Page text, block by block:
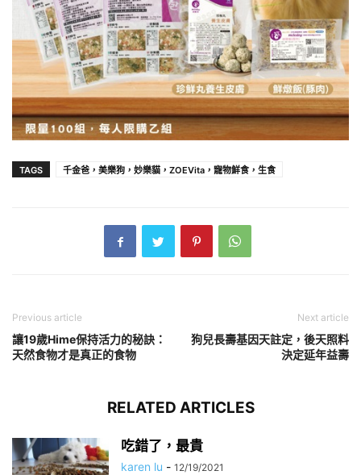
TAGS 千金爸，美樂狗，妙樂貓，ZOEVita，寵物鮮食，生食
Previous article
讓19歲Hime保持活力的秘訣：
天然食物才是真正的食物
Next article
狗兒長壽基因天註定，後天照料
決定延年益壽
RELATED ARTICLES
吃錯了，最貴
karen lu - 12/19/2021